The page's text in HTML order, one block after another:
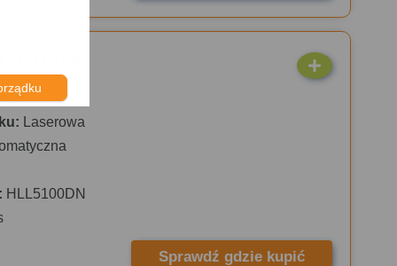
Laserowa
HLL5100DN
Sprawdź gdzie kupić